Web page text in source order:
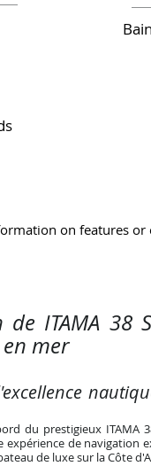
on features or
de ITAMA 38
mer
du prestigieux ITAMA
expérience de navigation
de luxe sur la Côte